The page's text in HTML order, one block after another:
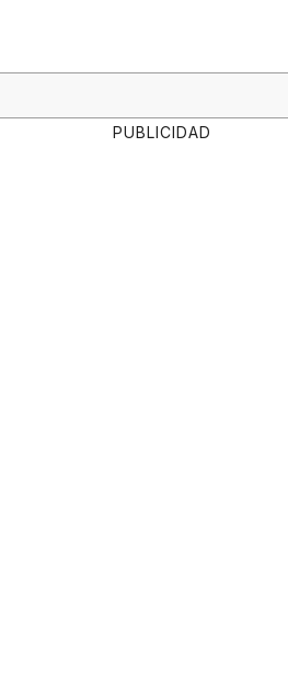
PUBLICIDAD